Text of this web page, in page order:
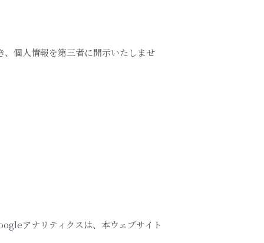
個人情報を第三者に開示いたしませ
アナリティクスは、本ウェブサイト